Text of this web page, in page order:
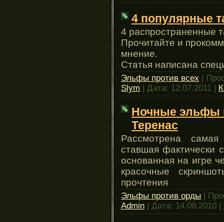
4 популярные
4 распространенные
Прочитайте и
мнение.
Статья написана
Эльфы против всех |
Slym | Дата: 12.07.2011 |
Ночные эльфы
Теренас
Рассмотрена самая
ставшая фактически
основанная на игре
красочные
прочтения
Эльфы против орды |
Admin | Дата: 14.09.2010 |